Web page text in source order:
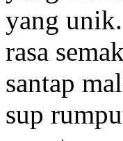
yang
rasa
santap
sup